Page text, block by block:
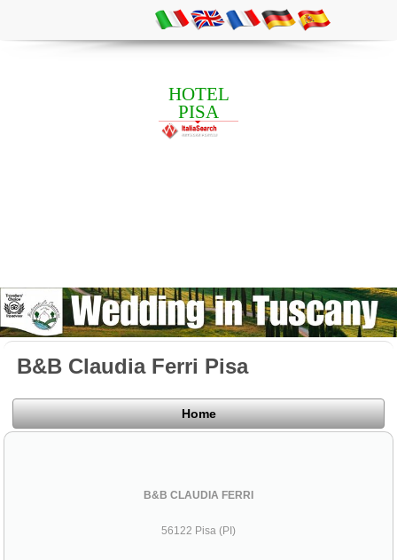
HOTEL
PISA
B&B Claudia Ferri Pisa
Home
B&B CLAUDIA FERRI
56122 Pisa (PI)